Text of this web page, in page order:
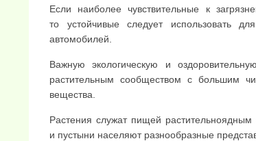
Если наиболее чувствительные к
то устойчивые следует исполь­зовать
автомобилей.
Важную экологическую и
растительным сообществом с боль­шим
вещества.
Растения служат пищей
и пустыни населяют раз­нообразные